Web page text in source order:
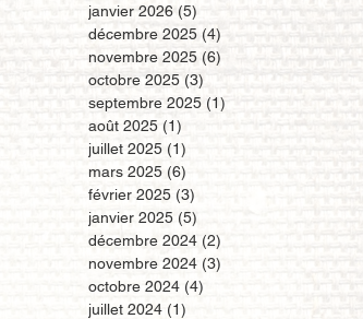
janvier 2026 (5)
décembre 2025 (4)
novembre 2025 (6)
octobre 2025 (3)
septembre 2025 (1)
août 2025 (1)
juillet 2025 (1)
mars 2025 (6)
février 2025 (3)
janvier 2025 (5)
décembre 2024 (2)
novembre 2024 (3)
octobre 2024 (4)
juillet 2024 (1)